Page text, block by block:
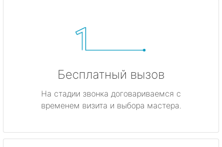
Бесплатный вызов
На стадии звонка договариваемся с
временем визита и выбора мастера.